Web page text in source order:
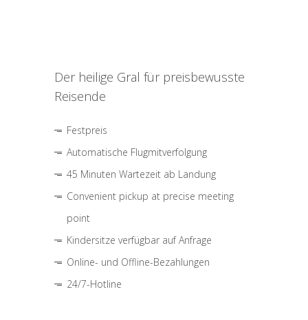
Der heilige Gral für preisbewusste
Reisende
Festpreis
Automatische Flugmitverfolgung
45 Minuten Wartezeit ab Landung
Convenient pickup at precise meeting
point
Kindersitze verfügbar auf Anfrage
Online- und Offline-Bezahlungen
24/7-Hotline